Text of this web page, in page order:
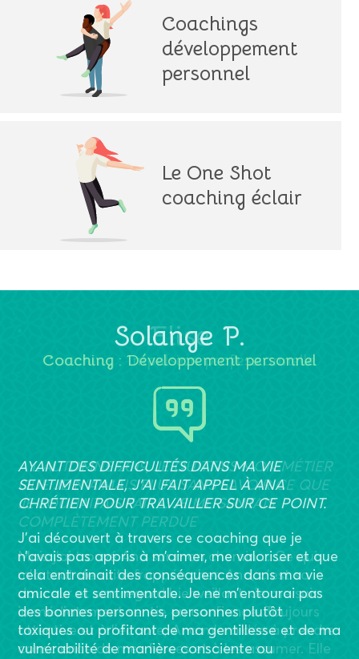
Coachings
développement
personnel
Le One Shot
coaching éclair
Solange P.
Coaching : Développement personnel
AYANT DES DIFFICULTÉS DANS MA VIE
SENTIMENTALE, J’AI FAIT APPEL À ANA
CHRÉTIEN POUR TRAVAILLER SUR CE POINT.
J’ai découvert à travers ce coaching que je
n’avais pas appris à m’aimer, me valoriser et que
cela entrainait des conséquences dans ma vie
amicale et sentimentale. Je ne m’entourai pas
des bonnes personnes, personnes plutôt
toxiques ou profitant de ma gentillesse et de ma
vulnérabilité de manière consciente ou